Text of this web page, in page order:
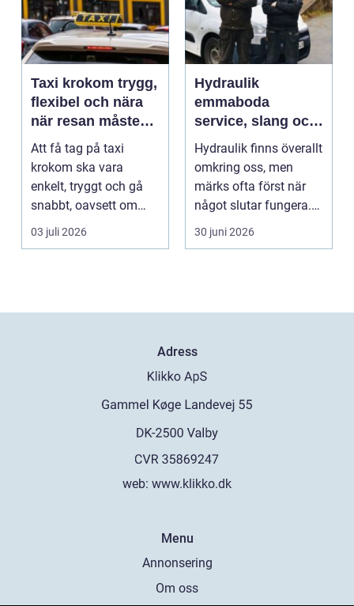
Taxi krokom trygg,
flexibel och nära
när resan måste
fungera
Att få tag på taxi
krokom ska vara
enkelt, tryggt och gå
snabbt, oavsett om
resan gäller jobbet,
bar...
03 juli 2026
Hydraulik
emmaboda
service, slang och
smarta lösningar
nära till hands
Hydraulik finns överallt
omkring oss, men
märks ofta först när
något slutar fungera.
Maskiner stanna...
30 juni 2026
Adress
web: www.klikko.dk
Menu
Annonsering
Om oss